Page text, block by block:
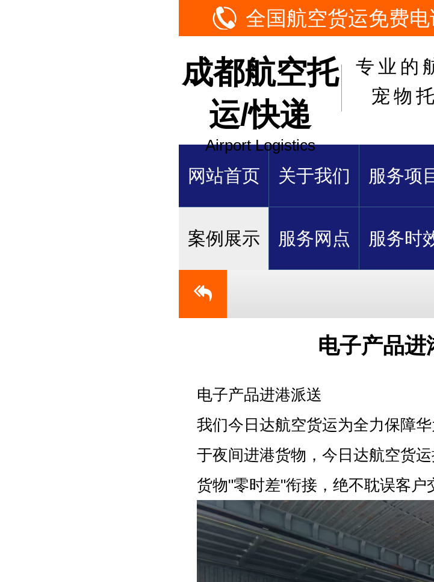
全国航空货运免费
成都航空托
运/快递
Airport Logistics
专业的
宠物
网站首页 关于我们 服务项
案例展示 服务网点 服务时
电子产品进
电子产品进港派送
我们今日达航空货运为全力保障
于夜间进港货物，今日达航空货
货物"零时差"衔接，绝不耽误客户